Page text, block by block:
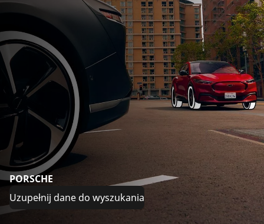
PORSCHE
Uzupełnij dane do wyszukania